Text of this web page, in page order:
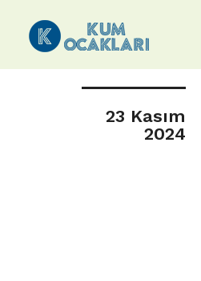
23 Kasım
2024